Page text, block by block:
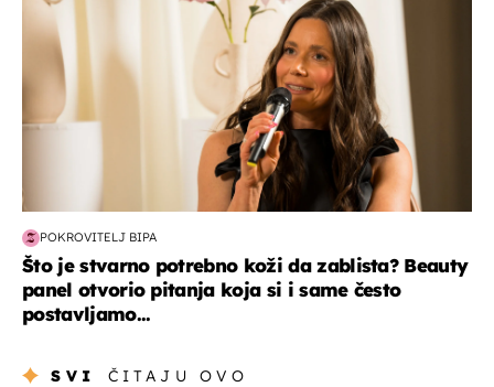
POKROVITELJ BIPA
Što je stvarno potrebno koži da zablista? Beauty
panel otvorio pitanja koja si i same često
postavljamo...
SVI ČITAJU OVO